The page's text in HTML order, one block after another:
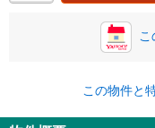
この物件と